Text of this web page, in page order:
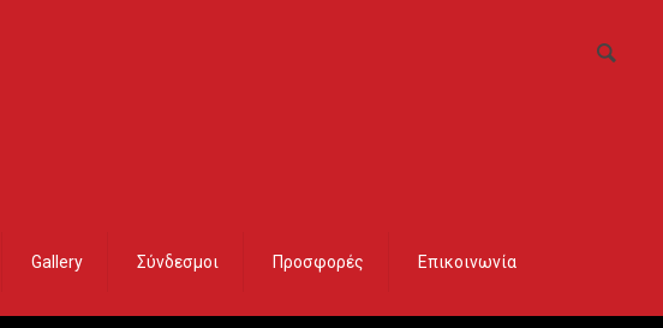
Gallery Σύνδεσμοι Προσφορές Επικοινωνία